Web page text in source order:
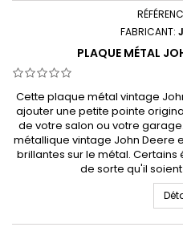
FABRICANT:
PLAQUE MÉTAL
Cette plaque métal vintage
ajouter une petite pointe
de votre salon ou votre
métallique vintage John Deere
brillantes sur le métal.
de sorte qu'il